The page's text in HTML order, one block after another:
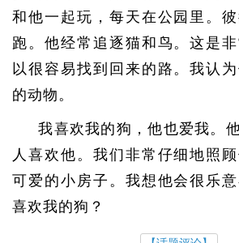
和他一起玩，每天在公园里。
跑。他经常追逐猫和鸟。这是
以很容易找到回来的路。我认
的动物。
我喜欢我的狗，他也爱我。
人喜欢他。我们非常仔细地照
可爱的小房子。我想他会很乐
喜欢我的狗？